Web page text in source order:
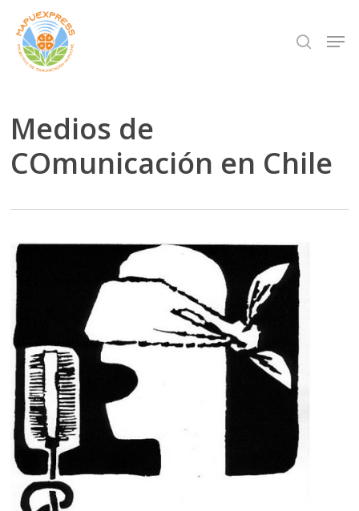
Skip
main
search
Medios de
COmunicación en Chile
Close